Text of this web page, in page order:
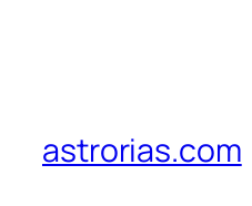
astrorias.com